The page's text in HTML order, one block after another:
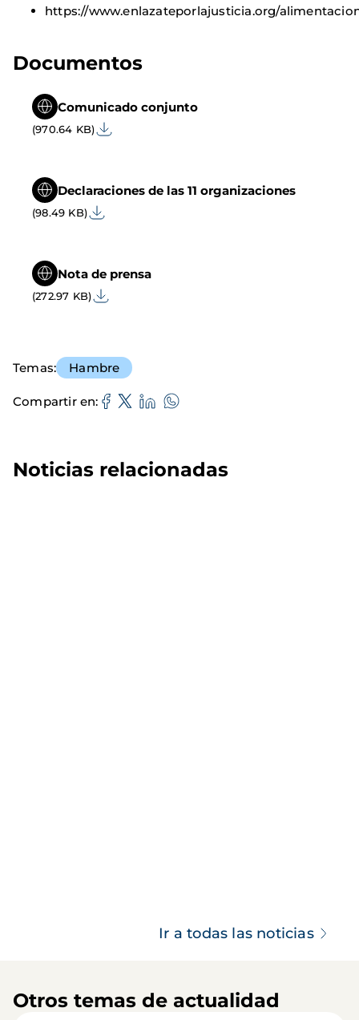
https://www.enlazateporlajusticia.org/
Documentos
Comunicado conjunto
(970.64 KB)
Declaraciones de las 11 organizaciones
(98.49 KB)
Nota de prensa
(272.97 KB)
Temas Hambre
Compartir en
Noticias relacionadas
Ir a todas las noticias
Otros temas de actualidad